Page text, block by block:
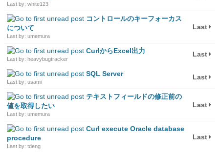
Last by: white123
コントロールのキーフォーカス
について
Last by: umemura
Last
CurlからExcel出力
Last by: heavybugtracker
Last
SQL Server
Last by: usami
Last
テキストフィールドの修正前の
値を取得したい
Last by: umemura
Last
Curl execute Oracle database
procedure
Last by: tdeng
Last